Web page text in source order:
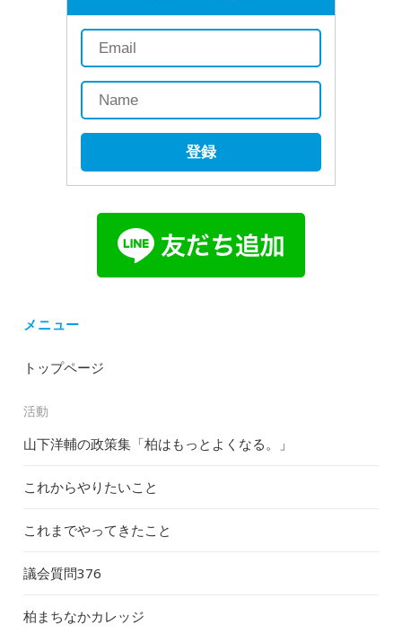
登録
メニュー
トップページ
活動
山下洋輔の政策集「柏はもっとよくなる。」
これからやりたいこと
これまでやってきたこと
議会質問376
柏まちなかカレッジ